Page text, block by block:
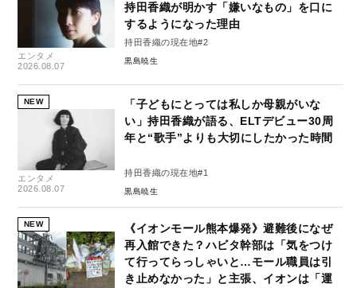
エンタメ
2026.08.07
持田香織が明かす「嫌いなもの」を口に
するようになった理由
持田香織の現在地#2
黒島暁生
NEW
エンタメ
2026.08.07
「子どもにとっては私しか母親がいな
い」持田香織が語る、ELTデビュー30周
年と“歌手”よりも大切にしたかった時間
持田香織の現在地#1
黒島暁生
NEW
《イオンモール熊本爆発》避難後になぜ
再入館できた？ハビタ幹部は「気をつけ
て行ってらっしゃいと…モール職員は引
き止めなかった」と主張、イオンは「運